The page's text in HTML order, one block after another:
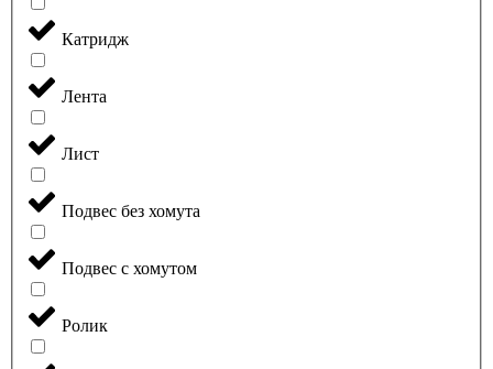
Катридж
Лента
Лист
Подвес без хомута
Подвес с хомутом
Ролик